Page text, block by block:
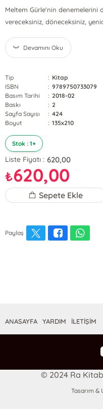
Meltem Gürle'nin denemelerini
vereceksiniz, döneceksiniz,
Devamını Oku
Tip : Kitap
ISBN
: 9789750733079
Basım Tarihi
: 2018-02
Baskı
: 2
Sayfa Sayısı
: 424
Boyut
: 135x210
Stok : 1+
Liste Fiyatı : 620,00
₺620,00
Sepete Ekle
Paylaş
ANASAYFA YARDIM İLETİŞİM
© 2024 Ra
Tasarım